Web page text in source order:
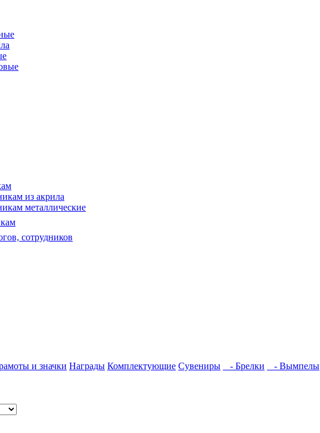
из акрила
металлические
сотрудников
и значки Награды Комплектующие Сувениры - Брелки - Вымпелы